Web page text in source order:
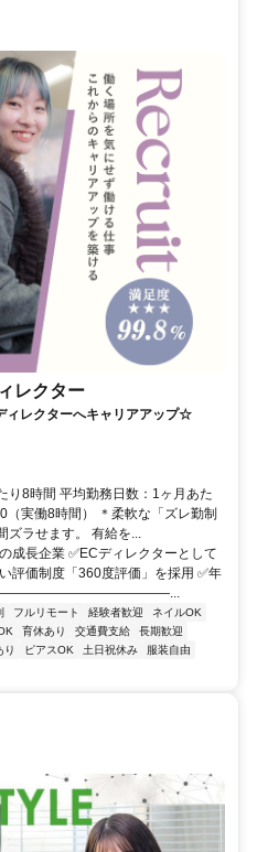
レクター
ィレクターへキャリアアップ☆
り8時間 平均勤務日数：1ヶ月あた
実働8時間） ＊柔軟な「ズレ勤制
ズラせます。 有給を...
成長企業 ✅ECディレクターとして
評価制度「360度評価」を採用 ✅年
休み ―――――――――――――...
フルリモート 経験者歓迎
ネイルOK
育休あり 交通費支給
長期歓迎
り ピアスOK 土日祝休み
服装自由